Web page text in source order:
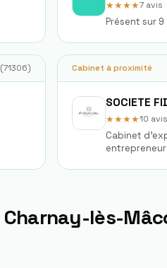
★★★★7 avis
Présent sur
(71306) Cabinet à proximité
★★★★10 avis
Cabinet
Charnay-lès-